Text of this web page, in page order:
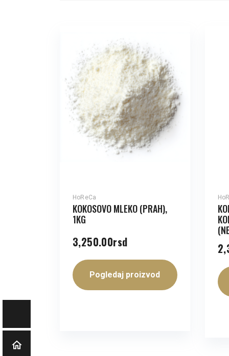
Početna
HoReCa
KOKOSOVO MLEKO (PRAH),
1KG
3,250.00rsd
Pogledaj proizvod